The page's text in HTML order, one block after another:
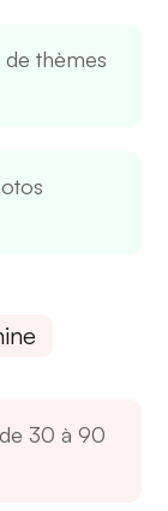
de thèmes
30 à 90